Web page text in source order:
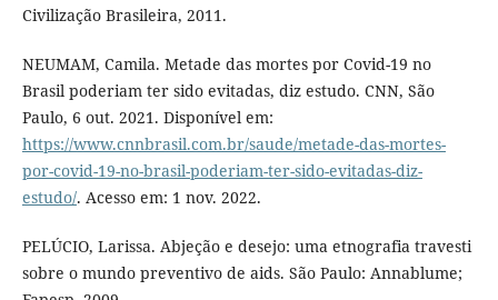
Civilização Brasileira, 2011.
NEUMAM, Camila. Metade das mortes por Covid-19 no
Brasil poderiam ter sido evitadas, diz estudo. CNN, São
Paulo, 6 out. 2021. Disponível em:
https://www.cnnbrasil.com.br/saude/metade-das-mortes-
por-covid-19-no-brasil-poderiam-ter-sido-evitadas-diz-
estudo/. Acesso em: 1 nov. 2022.
PELÚCIO, Larissa. Abjeção e desejo: uma etnografia travesti
sobre o mundo preventivo de aids. São Paulo: Annablume;